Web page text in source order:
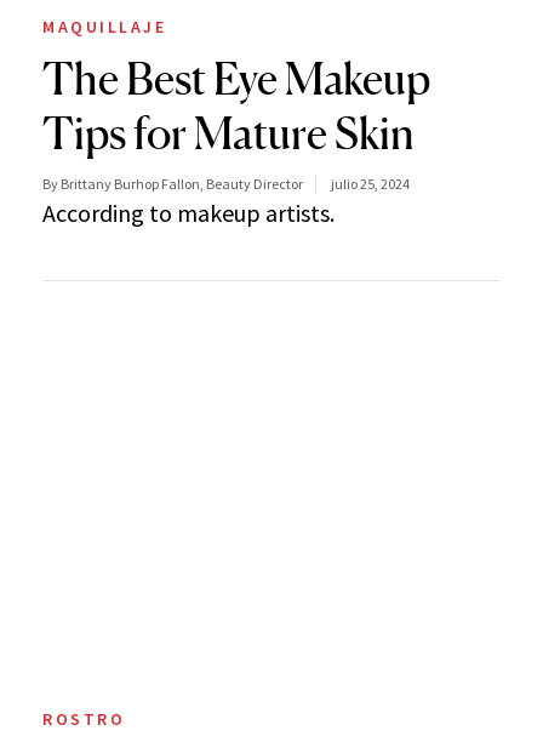
MAQUILLAJE
The Best Eye Makeup
Tips for Mature Skin
By Brittany Burhop Fallon, Beauty Director julio 25, 2024
According to makeup artists.
ROSTRO